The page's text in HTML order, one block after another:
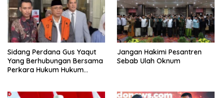
Sidang Perdana Gus Yaqut
Yang Berhubungan Bersama
Perkara Hukum Hukum
Jangan Hakimi Pesantren
Sebab Ulah Oknum